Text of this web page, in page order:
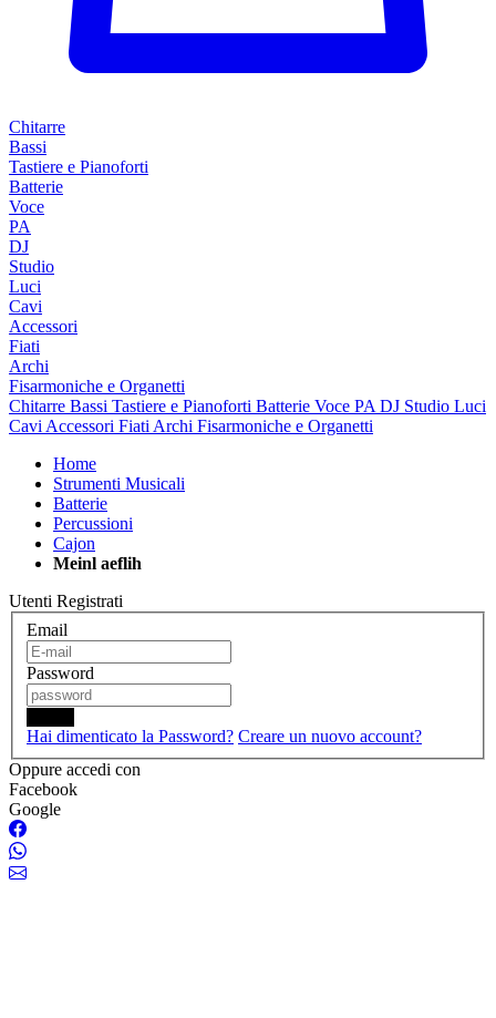
Chitarre
Bassi
Tastiere e Pianoforti
Batterie
Voce
PA
DJ
Studio
Luci
Cavi
Accessori
Fiati
Archi
Fisarmoniche e Organetti
Chitarre Bassi Tastiere e Pianoforti Batterie Voce PA DJ Studio Luci
Cavi Accessori Fiati Archi Fisarmoniche e Organetti
Home
Strumenti Musicali
Batterie
Percussioni
Cajon
Meinl aeflih
Utenti Registrati
Email
Password
Hai dimenticato la Password? Creare un nuovo account?
Oppure accedi con
Facebook
Google